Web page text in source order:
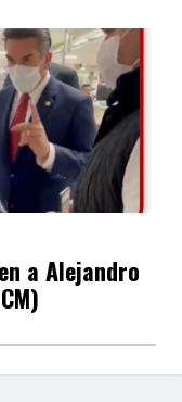
a Alejandro